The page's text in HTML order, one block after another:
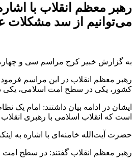
رهبر معظم انقلاب با
می‌توانیم از سد مشکلات
به گزارش خبیر کرج مراسم سی و
کشور، یکی در سطح امت اسلامی، یکی
ایشان در ادامه بیان داشتند: امام یک
است که انقلاب اسلامی با رهبری انقلاب
حضرت آیت‌الله خامنه‌ای با اشاره به
رهبر معظم انقلاب گفتند: در سطح امت